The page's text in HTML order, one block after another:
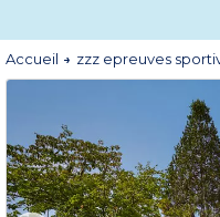
Accueil zzz epreuves